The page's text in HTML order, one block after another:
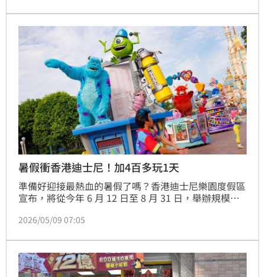
定，提到2024年她剛接任董事長、面臨經費短缺時，
黃大煒不計代價「義氣相挺101派對」。
暑假衝香港迪士尼！加4百多玩1天
準備好迎接最熱血的暑假了嗎？香港迪士尼樂園度假區
宣布，將從今年 6 月 12 日至 8 月 31 日，舉辦規模空
堡的全新星空匯演，更找來《腦筋急轉彎》、《玩具總
別祭出超殺優惠：只要加港幣 100 元（約402台幣），
就能升級「連玩兩天」門票！
2026/05/09 07:05